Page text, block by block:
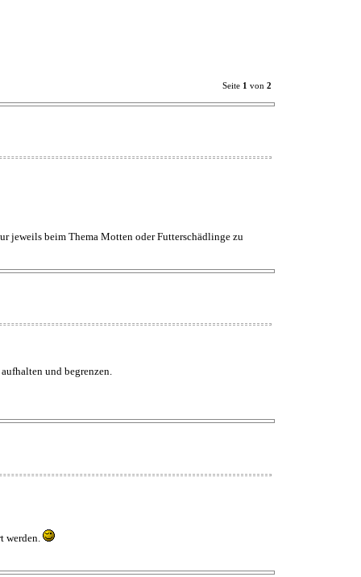
Seite 1 von 2
jeweils beim Thema Motten oder Futterschädlinge zu
und begrenzen.
werden.